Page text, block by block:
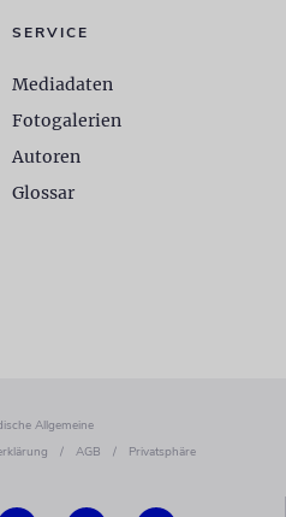
SERVICE
Mediadaten
Fotogalerien
Autoren
Glossar
Allgemeine
/ AGB / Privatsphäre